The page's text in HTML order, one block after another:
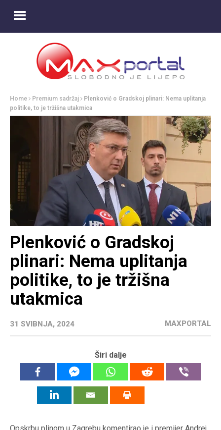
Home Premium sadržaj
Plenković o Gradskoj plinari: Nema uplitanja
politike, to je tržišna utakmica
Plenković o Gradskoj
plinari: Nema uplitanja
politike, to je tržišna
utakmica
31 SVIBNJA, 2024 MAXPORTAL
Širi dalje